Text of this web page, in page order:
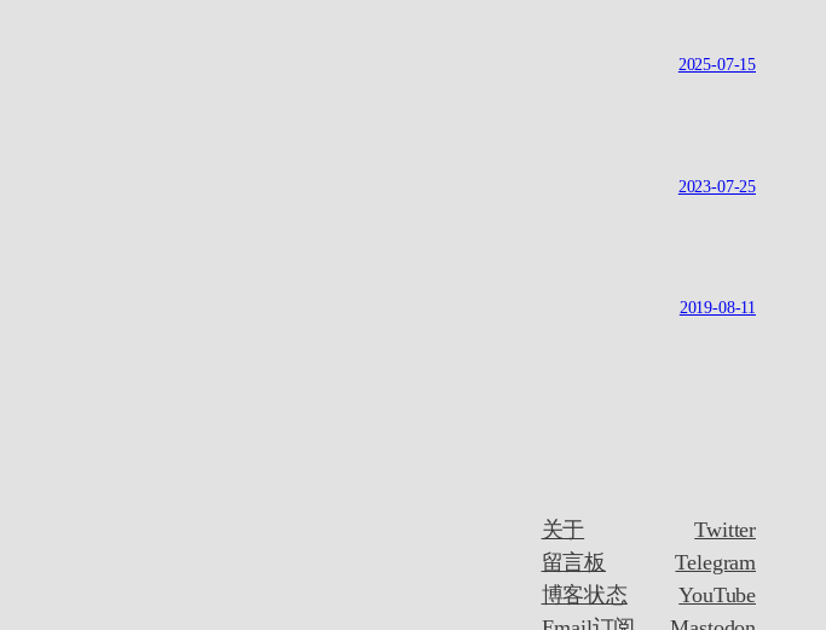
2025-07-15
2023-07-25
2019-08-11
关于
留言板
博客状态
Twitter
Telegram
YouTube